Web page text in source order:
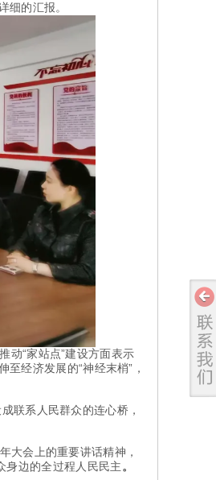
细的汇报。
“家站点”建设方面表示
经济发展的“神经末梢”，
联系人民群众的连心桥，
大会上的重要讲话精神，
身边的全过程人民民主。